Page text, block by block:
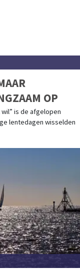
OP
is de afgelopen
lentedagen wisselden